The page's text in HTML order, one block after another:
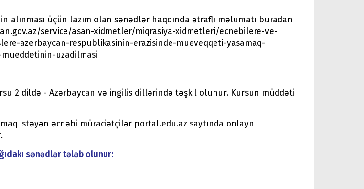
alınması üçün lazım olan sənədlər haqqında ətraflı məlumatı buradan
service/asan-xidmetler/miqrasiya-xidmetleri/ecnebilere-ve-
azerbaycan-respublikasinin-erazisinde-mueveqqeti-yasamaq-
uzadilmasi
2 dildə - Azərbaycan və ingilis dillərində təşkil olunur. Kursun müddəti
istəyən əcnəbi müraciətçilər portal.edu.az saytında onlayn
sənədlər tələb olunur: